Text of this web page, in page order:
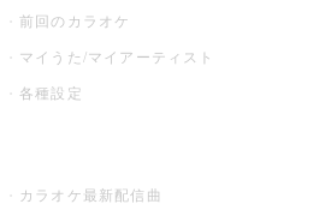
前回のカラオケ
マイうた/マイアーティスト
各種設定
カラオケ最新配信曲